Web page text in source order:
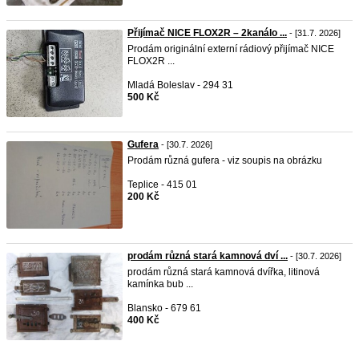
Přijímač NICE FLOX2R – 2kanálo ... - [31.7. 2026]
Prodám originální externí rádiový přijímač NICE
FLOX2R ...
Mladá Boleslav - 294 31
500 Kč
Gufera - [30.7. 2026]
Prodám různá gufera - viz soupis na obrázku
Teplice - 415 01
200 Kč
prodám různá stará kamnová dví ... - [30.7. 2026]
prodám různá stará kamnová dvířka, litinová
kamínka bub ...
Blansko - 679 61
400 Kč